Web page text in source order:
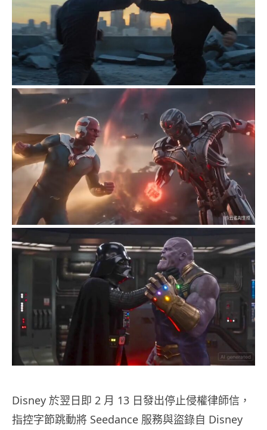
Disney 於翌日即 2 月 13 日發出停止侵權律師信，
指控字節跳動將 Seedance 服務與盜錄自 Disney